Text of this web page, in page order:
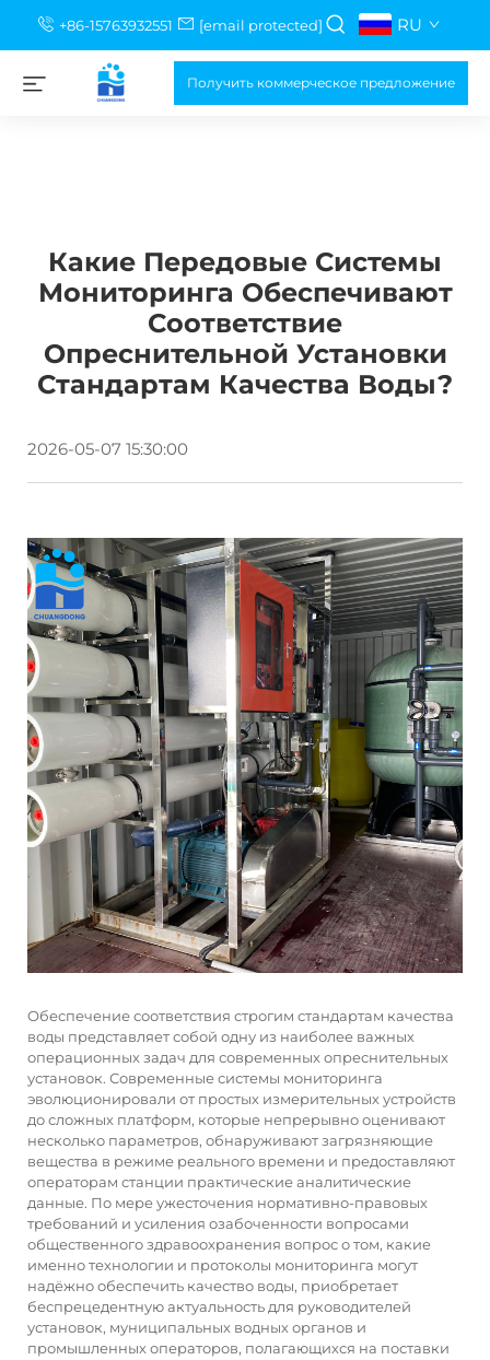
+86-15763932551 [email protected] RU
Получить коммерческое предложение
Какие Передовые Системы
Мониторинга Обеспечивают
Соответствие
Опреснительной Установки
Стандартам Качества Воды?
2026-05-07 15:30:00
Обеспечение соответствия строгим стандартам качества
воды представляет собой одну из наиболее важных
операционных задач для современных опреснительных
установок. Современные системы мониторинга
эволюционировали от простых измерительных устройств
до сложных платформ, которые непрерывно оценивают
несколько параметров, обнаруживают загрязняющие
вещества в режиме реального времени и предоставляют
операторам станции практические аналитические
данные. По мере ужесточения нормативно-правовых
требований и усиления озабоченности вопросами
общественного здравоохранения вопрос о том, какие
именно технологии и протоколы мониторинга могут
надёжно обеспечить качество воды, приобретает
беспрецедентную актуальность для руководителей
установок, муниципальных водных органов и
промышленных операторов, полагающихся на поставки